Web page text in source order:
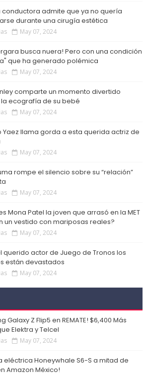
conductora admite que ya no quería
durante una cirugía estética
May 07, 2024
busca nuera! Pero con una condición
que ha generado polémica
May 07, 2024
comparte un momento divertido
ecografía de su bebé
May 07, 2024
Yaez llama gorda a esta querida actriz de
May 07, 2024
rompe el silencio sobre su “relación”
May 07, 2024
Mona Patel la joven que arrasó en la MET
un vestido con mariposas reales?
May 07, 2024
querido actor de Juego de Tronos los
están devastados
May 07, 2024
Galaxy Z Flip5 en REMATE! $6,400 Más
Elektra y Telcel
May 07, 2024
eléctrica Honeywhale S6-S a mitad de
Amazon México!